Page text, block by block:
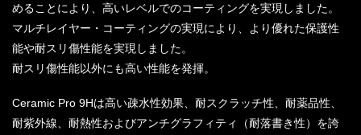
めることにより、高いレベルでのコーティングを実現しました。
マルチレイヤー・コーティングの実現により、より優れた保護性
能や耐スリ傷性能を実現しました。
耐スリ傷性能以外にも高い性能を発揮。
Ceramic Pro 9Hは高い疎水性効果、耐スクラッチ性、耐薬品性、
耐紫外線、耐熱性およびアンチグラフィティ（耐落書き性）を誇